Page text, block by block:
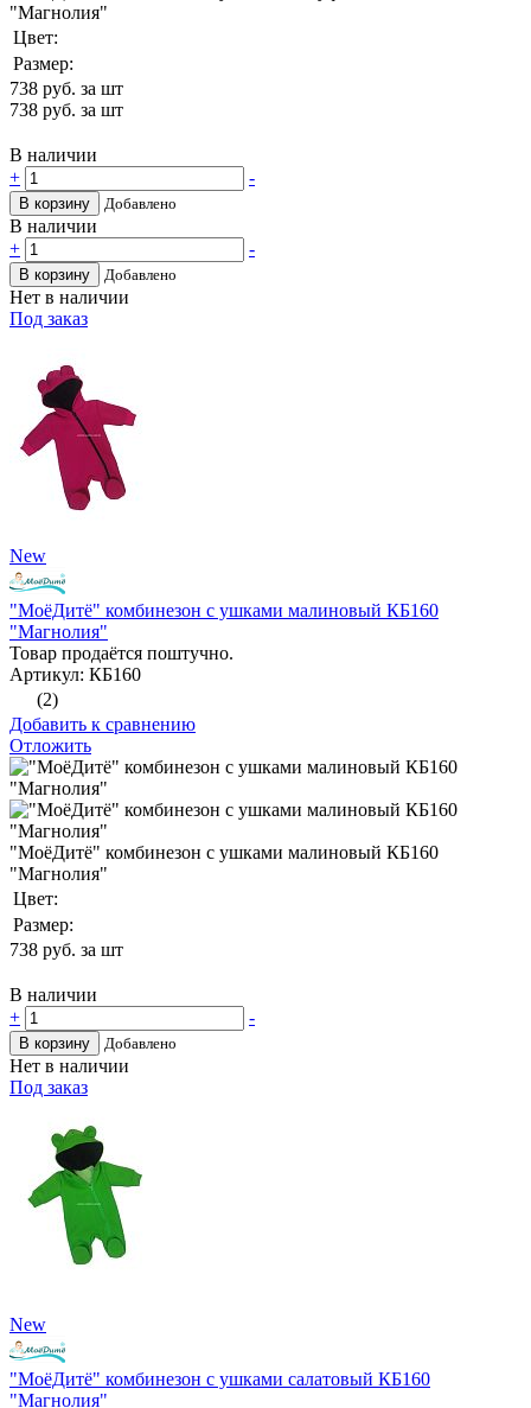
"Магнолия"
Цвет:
Размер:
738 руб. за шт
738 руб. за шт
В наличии
+
-
В корзину Добавлено
В наличии
+
-
В корзину Добавлено
Нет в наличии
Под заказ
New
"МоёДитё" комбинезон с ушками малиновый КБ160
"Магнолия"
Товар продаётся поштучно.
Артикул: КБ160
(2)
Добавить к сравнению
Отложить
"МоёДитё" комбинезон с ушками малиновый КБ160
"Магнолия"
Цвет:
Размер:
738 руб. за шт
В наличии
+
-
В корзину Добавлено
Нет в наличии
Под заказ
New
"МоёДитё" комбинезон с ушками салатовый КБ160
"Магнолия"